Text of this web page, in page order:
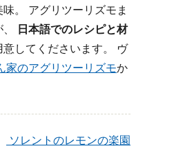
。 アグリツーリズモま
日本語でのレシピと材
してくださいます。 ヴ
家のアグリツーリズモか
ソレントのレモンの楽園